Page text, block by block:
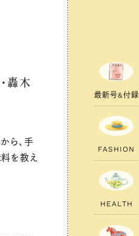
轟木
ら、手
を教え
最新号&付録
FAS H ION
H EALTH